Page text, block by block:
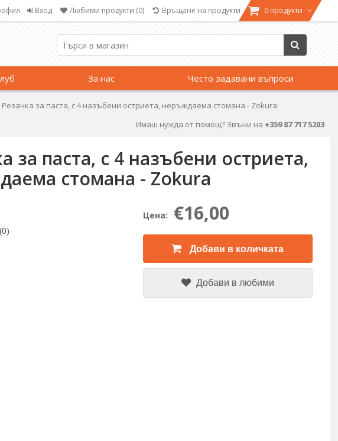
Вход Любими продукти (0) Връщане на продукти 0 продукти
За нас Често задавани въпроси
Резачка за паста, с 4 назъбени остриета, неръждаема стомана - Zokura
Имаш нужда от помощ? Звъни на +359 87 717 5203
за паста, с 4 назъбени остриета,
стомана - Zokura
Цена: €16,00
Добави в количката
Добави в любими